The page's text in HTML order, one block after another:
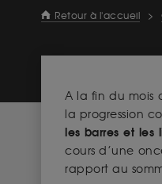
Retour à l'accueil >
A la fin du mois
la progression
les barres et les
cours d’une
rapport au